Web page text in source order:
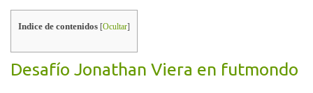
Indice de contenidos [Ocultar]
Desafío Jonathan Viera en futmondo